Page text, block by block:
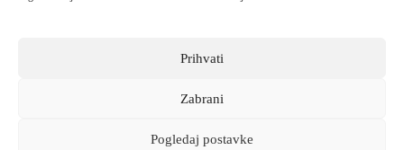
Prihvati
Zabrani
Pogledaj postavke
Svako neovlašteno preuzimanje fotografija i sadržaja s ove web
Sva prava pridržana © 2026 - FRANJEVAČKA KLASIČNA
PRAVOM JAVNOSTI